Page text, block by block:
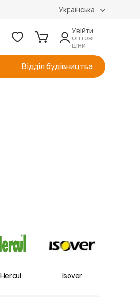
Українська
Увійти
оптові
ціни
Відділ будівництва
Hercul Isover